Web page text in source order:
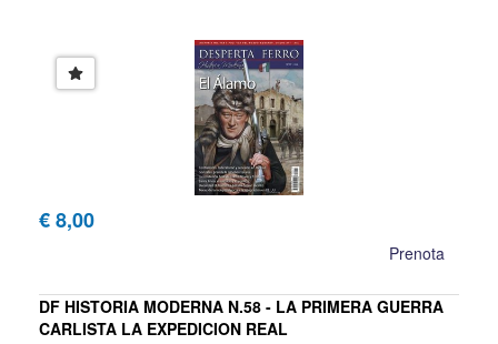
€ 8,00
Prenota
DF HISTORIA MODERNA N.58 - LA PRIMERA GUERRA
CARLISTA LA EXPEDICION REAL